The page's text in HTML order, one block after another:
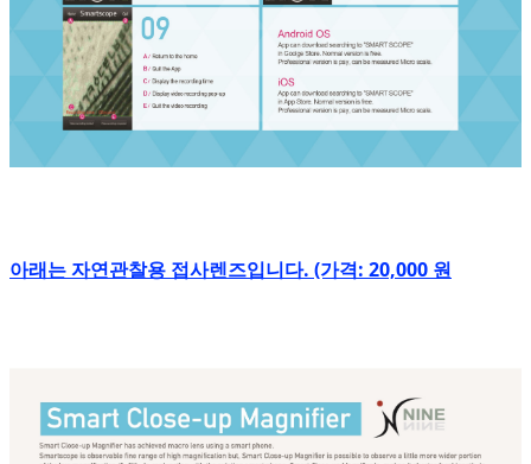
아래는 자연관찰용 접사렌즈입니다. (가격: 20,000 원